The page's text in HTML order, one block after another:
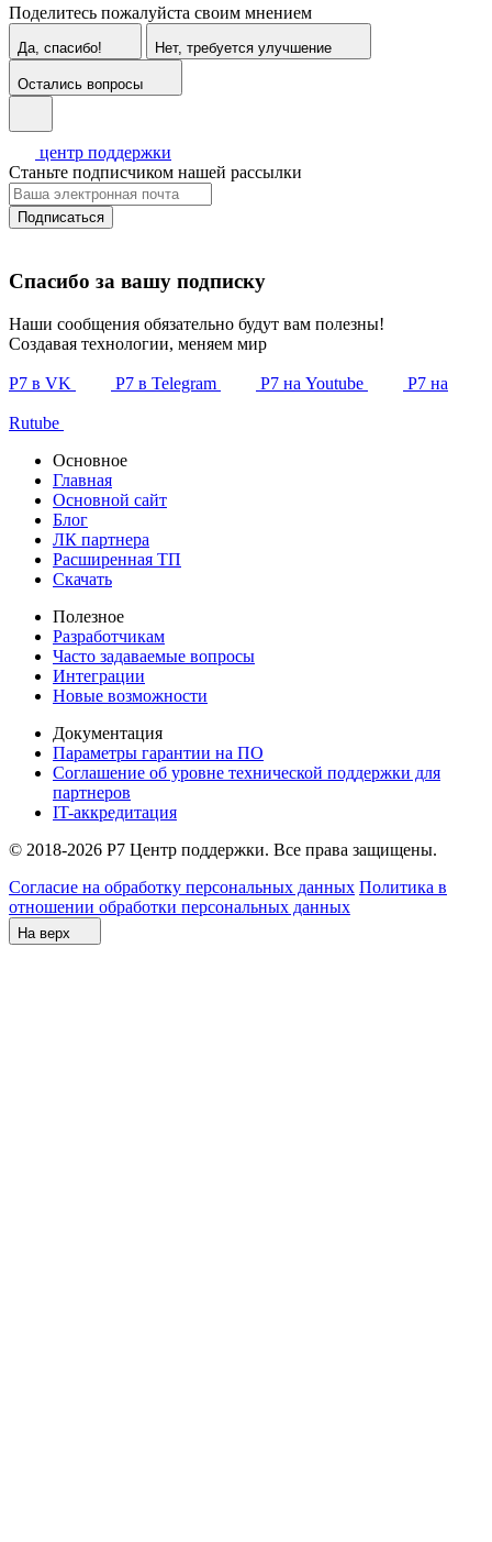
Поделитесь пожалуйста своим мнением
Да, спасибо! Нет, требуется улучшение
Остались вопросы
центр поддержки
Станьте подписчиком нашей рассылки
Подписаться
Спасибо за вашу подписку
Наши сообщения обязательно будут вам полезны!
Создавая технологии, меняем мир
Р7 в VK Р7 в Telegram Р7 на Youtube Р7 на
Rutube
Основное
Главная
Основной сайт
Блог
ЛК партнера
Расширенная ТП
Скачать
Полезное
Разработчикам
Часто задаваемые вопросы
Интеграции
Новые возможности
Документация
Параметры гарантии на ПО
Соглашение об уровне технической поддержки для
партнеров
IT-аккредитация
© 2018-2026 Р7 Центр поддержки. Все права защищены.
Согласие на обработку персональных данных Политика в
отношении обработки персональных данных
На верх